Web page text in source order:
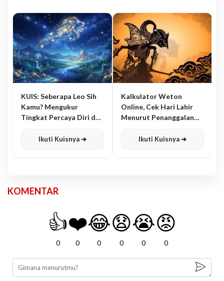
KUIS: Seberapa Leo Sih
Kamu? Mengukur
Tingkat Percaya Diri dan
Ikuti Kuisnya ➔
Kalkulator Weton
Online, Cek Hari Lahir
Menurut Penanggalan
Ikuti Kuisnya ➔
KOMENTAR
👍
0
❤️
0
😂
0
😧
0
😭
0
😡
0